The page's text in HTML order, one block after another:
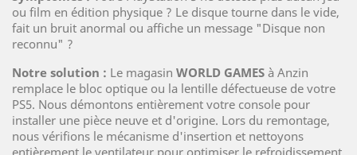
ou film en édition physique ? Le disque tourne dans le vide,
fait un bruit anormal ou affiche un message "Disque non
reconnu" ?
Notre solution : Le magasin WORLD GAMES à Anzin
remplace le bloc optique ou la lentille défectueuse de votre
PS5. Nous démontons entièrement votre console pour
installer une pièce neuve et d'origine. Lors du remontage,
nous vérifions le mécanisme d'insertion et nettoyons
entièrement le ventilateur pour optimiser le refroidissement.